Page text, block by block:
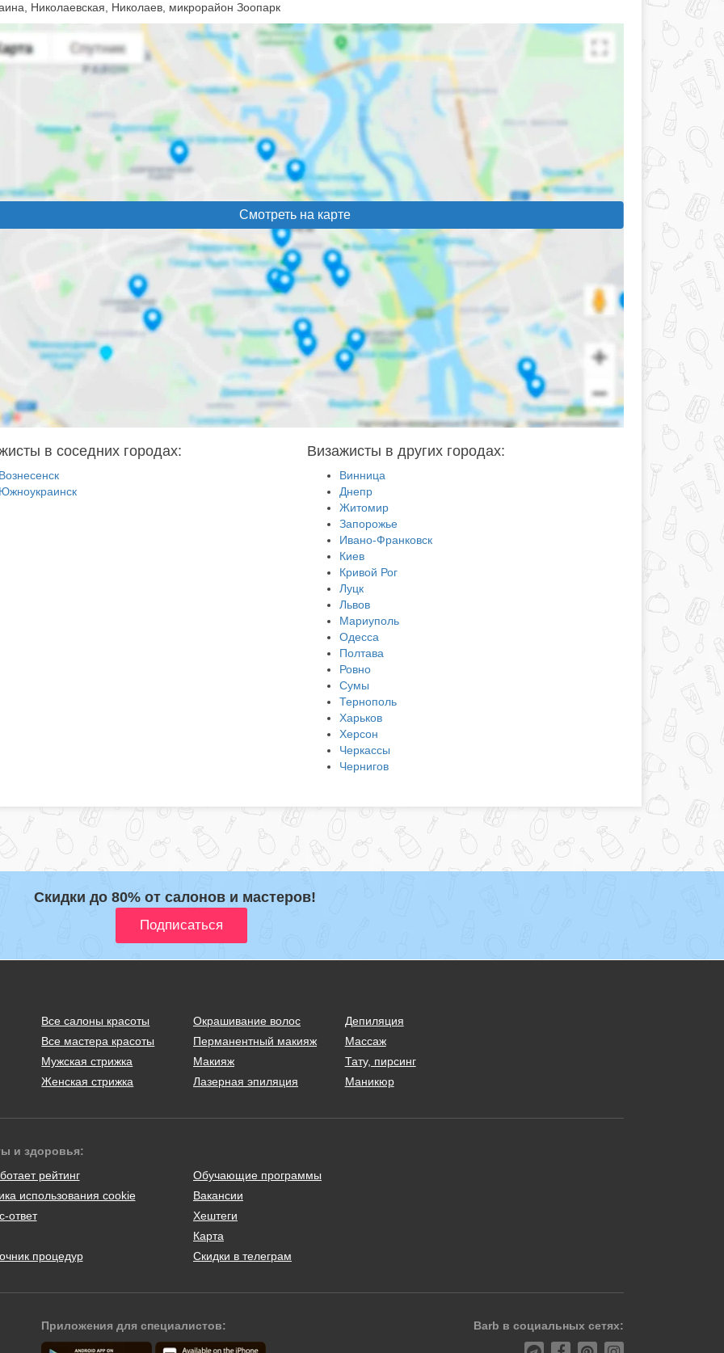
Николаевская, Николаев, микрорайон Зоопарк
Смотреть на карте
в соседних городах: Визажисты в других городах:
Винница
Днепр
Житомир
Запорожье
Ивано-Франковск
Киев
Кривой Рог
Луцк
Львов
Мариуполь
Одесса
Полтава
Ровно
Сумы
Тернополь
Харьков
Херсон
Черкассы
Чернигов
Скидки до 80% от салонов и мастеров!
Все салоны красоты
Все мастера красоты
Мужская стрижка
Женская стрижка
Окрашивание волос
Перманентный макияж
Макияж
Лазерная эпиляция
Депиляция
Массаж
Тату, пирсинг
Маникюр
и здоровья:
рейтинг
использования cookie
ответ
процедур
Обучающие программы
Вакансии
Хештеги
Карта
Скидки в телеграм
Приложения для специалистов: Barb в социальных сетях: